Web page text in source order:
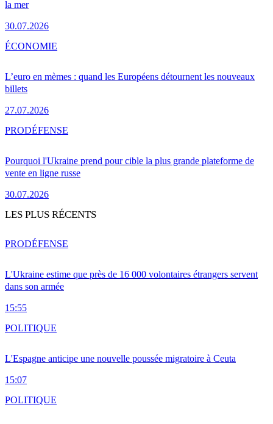
la mer
30.07.2026
L’euro en mèmes : quand les Européens détournent les nouveaux
billets
27.07.2026
ÉCONOMIE
Pourquoi l'Ukraine prend pour cible la plus grande plateforme de
vente en ligne russe
30.07.2026
PRODÉFENSE
LES PLUS RÉCENTS
L'Ukraine estime que près de 16 000 volontaires étrangers servent
dans son armée
15:55
PRODÉFENSE
L'Espagne anticipe une nouvelle poussée migratoire à Ceuta
15:07
POLITIQUE
POLITIQUE